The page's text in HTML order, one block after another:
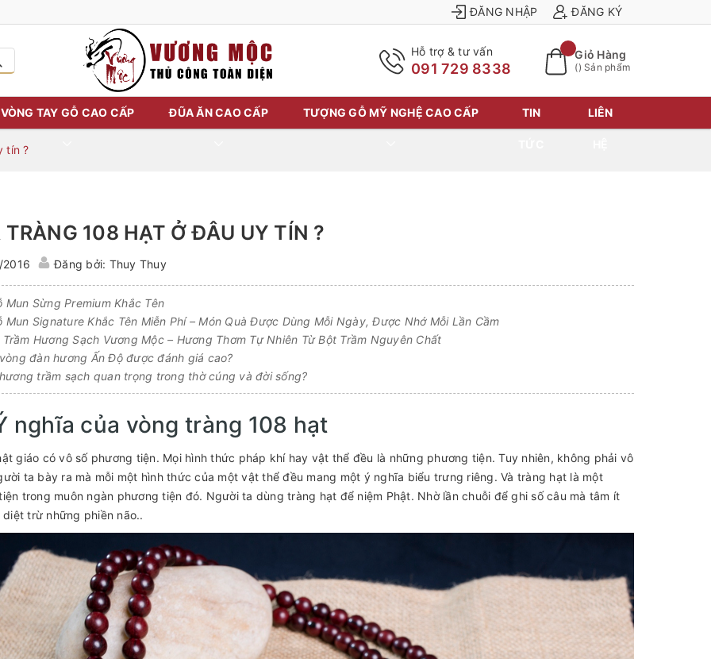
ĐĂNG NHẬP ĐĂNG KÝ
Hỗ trợ & tư vấn
091 729 8338
Giỏ Hàng
() Sản phẩm
VÒNG TAY GỖ CAO CẤP ĐŨA ĂN CAO CẤP TƯỢNG GỖ MỸ NGHỆ CAO CẤP TIN LIÊN
tín ?
TRÀNG 108 HẠT Ở ĐÂU UY TÍN ?
2016 Đăng bởi: Thuy Thuy
Sừng Premium Khắc Tên
Mun Signature Khắc Tên Miễn Phí – Món Quà Được Dùng Mỗi Ngày, Được Nhớ Mỗi Lần Cầm
Hương Sạch Vương Mộc – Hương Thơm Tự Nhiên Từ Bột Trầm Nguyên Chất
đàn hương Ấn Độ được đánh giá cao?
trầm sạch quan trọng trong thờ cúng và đời sống?
của vòng tràng 108 hạt
giáo có vô số phương tiện. Mọi hình thức pháp khí hay vật thể đều là những phương tiện. Tuy nhiên, không phải vô
ta bày ra mà mỗi một hình thức của một vật thể đều mang một ý nghĩa biểu trưng riêng. Và tràng hạt là một
trong muôn ngàn phương tiện đó. Người ta dùng tràng hạt để niệm Phật. Nhờ lần chuỗi để ghi số câu mà tâm ít
diệt trừ những phiền não..